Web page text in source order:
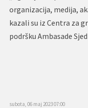
organizacija, medija,
kazali su iz Centra za
podršku Ambasade
subota, 06 maj 2023 07:00